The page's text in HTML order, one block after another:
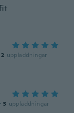
2 uppladdningar
· 3 uppladdningar